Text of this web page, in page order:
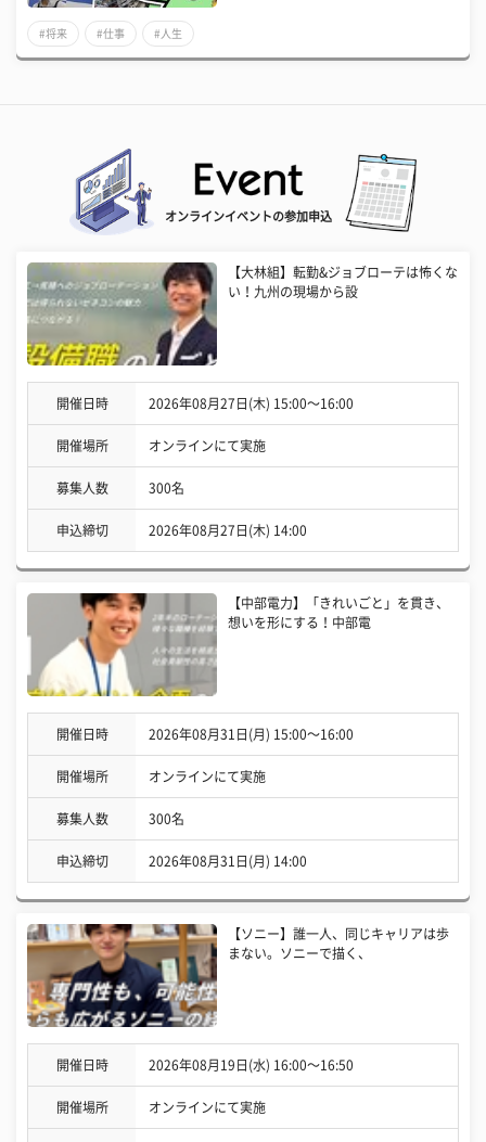
#将来 #仕事 #人生
オンラインイベントの参加申込
【大林組】転勤&ジョブローテは怖くな
い！九州の現場から設
開催日時 2026年08月27日(木) 15:00〜16:00
開催場所 オンラインにて実施
募集人数 300名
申込締切 2026年08月27日(木) 14:00
【中部電力】「きれいごと」を貫き、
想いを形にする！中部電
開催日時 2026年08月31日(月) 15:00〜16:00
開催場所 オンラインにて実施
募集人数 300名
申込締切 2026年08月31日(月) 14:00
【ソニー】誰一人、同じキャリアは歩
まない。ソニーで描く、
開催日時 2026年08月19日(水) 16:00〜16:50
開催場所 オンラインにて実施